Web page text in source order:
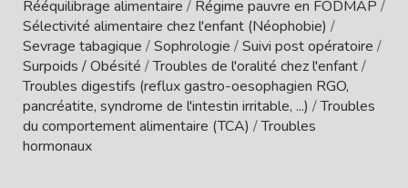
Rééquilibrage alimentaire / Régime pauvre en FODMAP /
Sélectivité alimentaire chez l'enfant (Néophobie) /
Sevrage tabagique /Sophrologie /Suivi post opératoire /
Surpoids / Obésité /Troubles de l'oralité chez l'enfant/
Troubles digestifs (reflux gastro-oesophagien RGO,
pancréatite, syndrome de l'intestin irritable, ...) /Troubles
du comportement alimentaire (TCA) /Troubles
hormonaux